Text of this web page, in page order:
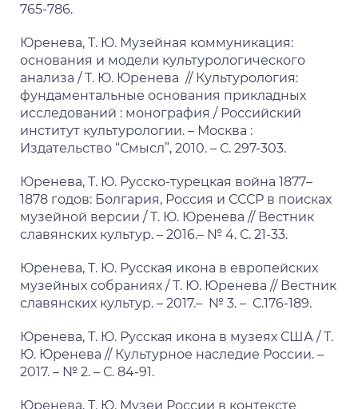
765-786.
Юренева, Т. Ю. Музейная коммуникация:
основания и модели культурологического
анализа / Т. Ю. Юренева // Культурология:
фундаментальные основания прикладных
исследований : монография / Российский
институт культурологии. – Москва :
Издательство “Смысл”, 2010. – С. 297-303.
Юренева, Т. Ю. Русско-турецкая война 1877–
1878 годов: Болгария, Россия и СССР в поисках
музейной версии / Т. Ю. Юренева // Вестник
славянских культур. – 2016.– № 4. С. 21-33.
Юренева, Т. Ю. Русская икона в европейских
музейных собраниях / Т. Ю. Юренева // Вестник
славянских культур. – 2017.– № 3. – С.176-189.
Юренева, Т. Ю. Русская икона в музеях США / Т.
Ю. Юренева // Культурное наследие России. –
2017. – № 2. – С. 84-91.
Юренева, Т. Ю. Музеи России в контексте